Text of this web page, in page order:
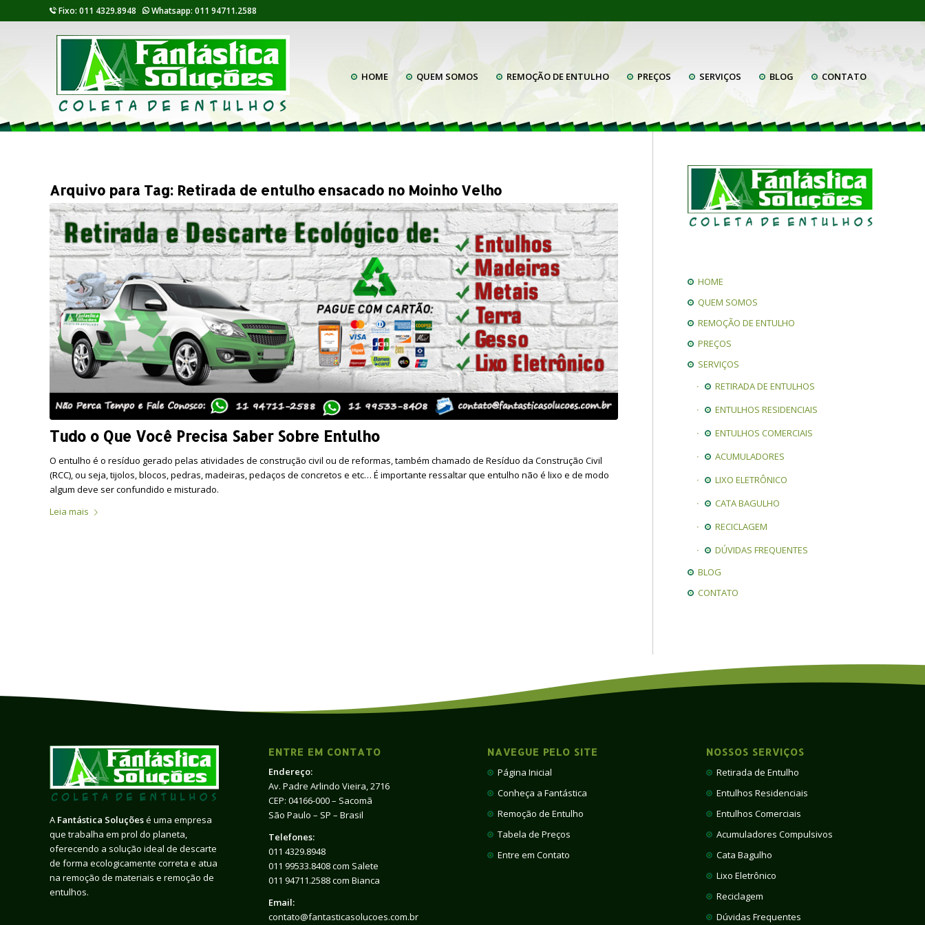
Fixo: 011 4329.8948 Whatsapp: 011 94711.2588
HOME QUEM SOMOS REMOÇÃO DE ENTULHO PREÇOS SERVIÇOS BLOG CONTATO
Arquivo para Tag: Retirada de entulho ensacado no Moinho Velho
Tudo o Que Você Precisa Saber Sobre Entulho
O entulho é o resíduo gerado pelas atividades de construção civil ou de reformas, também chamado de Resíduo da Construção Civil
(RCC), ou seja, tijolos, blocos, pedras, madeiras, pedaços de concretos e etc… É importante ressaltar que entulho não é lixo e de modo
algum deve ser confundido e misturado.
Leia mais
HOME
QUEM SOMOS
REMOÇÃO DE ENTULHO
PREÇOS
SERVIÇOS
RETIRADA DE ENTULHOS
ENTULHOS RESIDENCIAIS
ENTULHOS COMERCIAIS
ACUMULADORES
LIXO ELETRÔNICO
CATA BAGULHO
RECICLAGEM
DÚVIDAS FREQUENTES
BLOG
CONTATO
A Fantástica Soluçõesé uma empresa
que trabalha em prol do planeta,
oferecendo a solução ideal de descarte
de forma ecologicamente correta e atua
na remoção de materiais e remoção de
entulhos.
ENTRE EM CONTATO
Endereço:
Av. Padre Arlindo Vieira, 2716
CEP: 04166-000 – Sacomã
São Paulo – SP – Brasil
Telefones:
011 4329.8948
011 99533.8408 com Salete
011 94711.2588 com Bianca
Email:
contato@fantasticasolucoes.com.br
NAVEGUE PELO SITE
Página Inicial
Conheça a Fantástica
Remoção de Entulho
Tabela de Preços
Entre em Contato
NOSSOS SERVIÇOS
Retirada de Entulho
Entulhos Residenciais
Entulhos Comerciais
Acumuladores Compulsivos
Cata Bagulho
Lixo Eletrônico
Reciclagem
Dúvidas Frequentes